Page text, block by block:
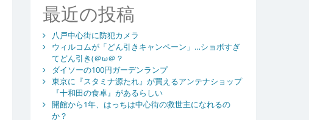
最近の投稿
八戸中心街に防犯カメラ
ウィルコムが「どん引きキャンペーン」…ショボすぎ
てどん引き(＠ω＠？
ダイソーの100円ガーデンランプ
東京に『スタミナ源たれ』が買えるアンテナショップ
『十和田の食卓』があるらしい
開館から1年、はっちは中心街の救世主になれるの
か？